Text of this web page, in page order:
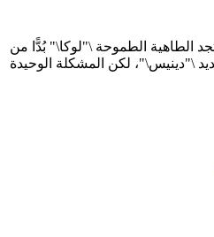
الطاهية الطموحة \"لوكا\" بُدًّا من
\"دينيس\"، لكن المشكلة الوحيدة